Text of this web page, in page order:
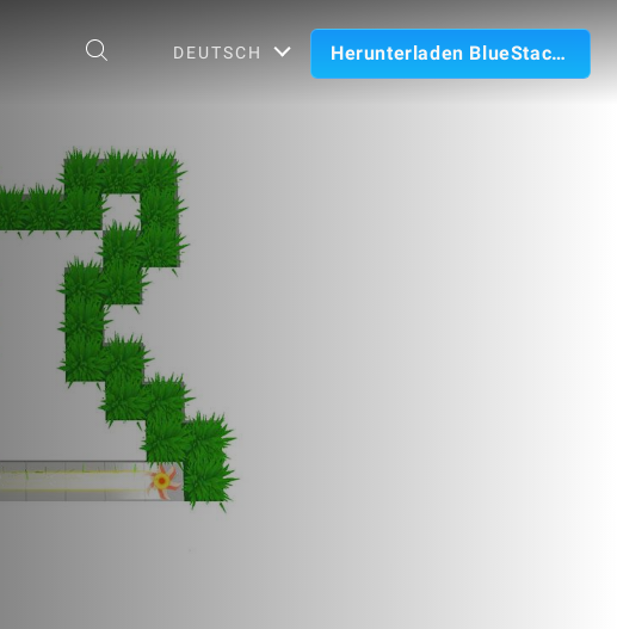
DEUTSCH Herunterladen BlueStacks